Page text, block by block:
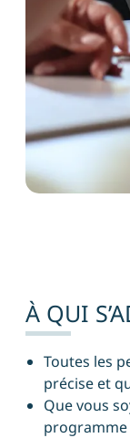
À QUI
Toutes les
précise et
Que vous
programme